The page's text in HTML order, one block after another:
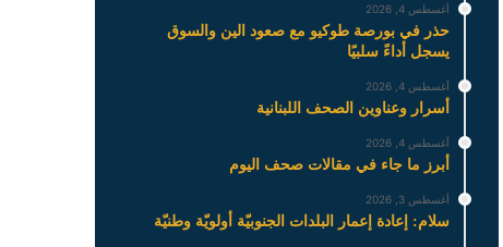
أغسطس 4, 2026
حذر في بورصة طوكيو مع صعود الين والسوق
يسجل أداءً سلبيًا
أغسطس 4, 2026
أسرار وعناوين الصحف اللبنانية
أغسطس 4, 2026
أبرز ما جاء في مقالات صحف اليوم
أغسطس 3, 2026
سلام: إعادة إعمار البلدات الجنوبيّة أولويّة وطنيّة